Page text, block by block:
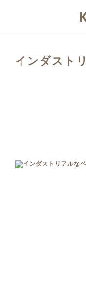
インダスト